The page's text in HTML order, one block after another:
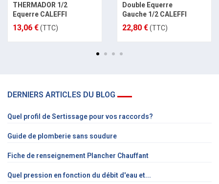
THERMADOR 1/2
Equerre CALEFFI
13,06 €(TTC)
Double Equerre
Gauche 1/2 CALEFFI
22,80 €(TTC)
DERNIERS ARTICLES DU BLOG
Quel profil de Sertissage pour vos raccords?
Guide de plomberie sans soudure
Fiche de renseignement Plancher Chauffant
Quel pression en fonction du débit d'eau et...